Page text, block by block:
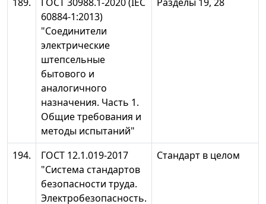
189.
ГОСТ 30988.1-2020 (IEC
60884-1:2013)
"Соединители
электрические
штепсельные
бытового и
аналогичного
назначения. Часть 1.
Общие требования и
методы испытаний"
Разделы 19, 28
194.
ГОСТ 12.1.019-2017
"Система стандартов
безопасности труда.
Электробезопасность.
Стандарт в целом